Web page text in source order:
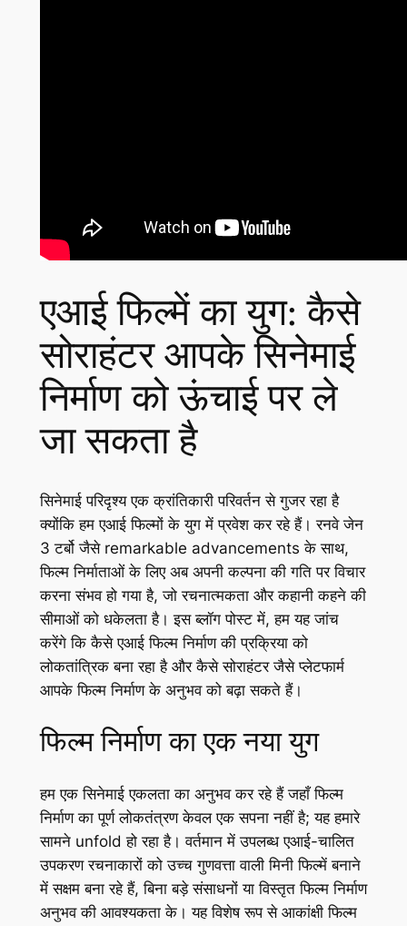
एआई फिल्में का युग: कैसे
सोराहंटर आपके सिनेमाई
निर्माण को ऊंचाई पर ले
जा सकता है
सिनेमाई परिदृश्य एक क्रांतिकारी परिवर्तन से गुजर रहा है
क्योंकि हम एआई फिल्मों के युग में प्रवेश कर रहे हैं। रनवे जेन
3 टर्बो जैसे remarkable advancements के साथ,
फिल्म निर्माताओं के लिए अब अपनी कल्पना की गति पर विचार
करना संभव हो गया है, जो रचनात्मकता और कहानी कहने की
सीमाओं को धकेलता है। इस ब्लॉग पोस्ट में, हम यह जांच
करेंगे कि कैसे एआई फिल्म निर्माण की प्रक्रिया को
लोकतांत्रिक बना रहा है और कैसे सोराहंटर जैसे प्लेटफार्म
आपके फिल्म निर्माण के अनुभव को बढ़ा सकते हैं।
फिल्म निर्माण का एक नया युग
हम एक सिनेमाई एकलता का अनुभव कर रहे हैं जहाँ फिल्म
निर्माण का पूर्ण लोकतंत्रण केवल एक सपना नहीं है; यह हमारे
सामने unfold हो रहा है। वर्तमान में उपलब्ध एआई-चालित
उपकरण रचनाकारों को उच्च गुणवत्ता वाली मिनी फिल्में बनाने
में सक्षम बना रहे हैं, बिना बड़े संसाधनों या विस्तृत फिल्म निर्माण
अनुभव की आवश्यकता के। यह विशेष रूप से आकांक्षी फिल्म